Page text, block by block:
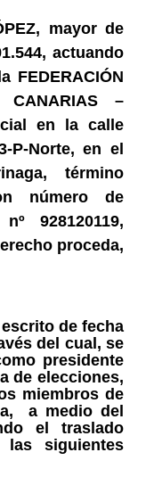
mayor de
actuando
FEDERACIÓN
CANARIAS –
en la calle
P-Norte, en el
término
número de
928120119,
proceda,
de fecha
del cual, se
presidente
de elecciones,
miembros de
a medio del
el traslado
siguientes